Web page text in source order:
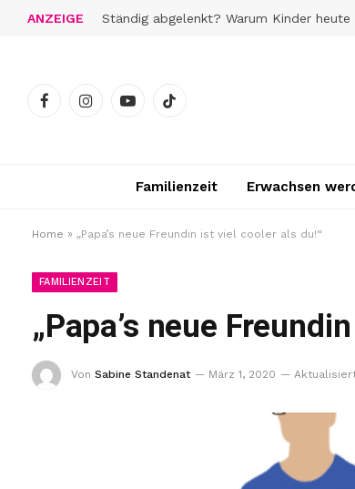
ANZEIGE
FacebookInstagramYouTubeTikTok
Familienzeit Erwachsen
Home » „Papa’s neue Freundin ist viel cooler als du!“
FAMILIENZEIT
„Papa’s neue
Von Sabine Standenat März 1, 2020